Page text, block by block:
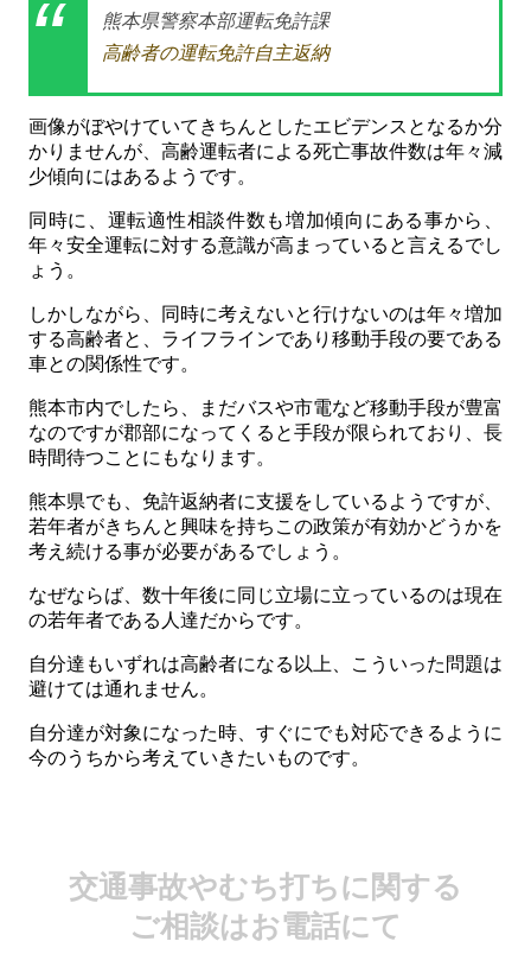
熊本県警察本部運転免許課
高齢者の運転免許自主返納
画像がぼやけていてきちんとしたエビデンスとなるか分
かりませんが、高齢運転者による死亡事故件数は年々減
少傾向にはあるようです。
同時に、運転適性相談件数も増加傾向にある事から、
年々安全運転に対する意識が高まっていると言えるでし
ょう。
しかしながら、同時に考えないと行けないのは年々増加
する高齢者と、ライフラインであり移動手段の要である
車との関係性です。
熊本市内でしたら、まだバスや市電など移動手段が豊富
なのですが郡部になってくると手段が限られており、長
時間待つことにもなります。
熊本県でも、免許返納者に支援をしているようですが、
若年者がきちんと興味を持ちこの政策が有効かどうかを
考え続ける事が必要があるでしょう。
なぜならば、数十年後に同じ立場に立っているのは現在
の若年者である人達だからです。
自分達もいずれは高齢者になる以上、こういった問題は
避けては通れません。
自分達が対象になった時、すぐにでも対応できるように
今のうちから考えていきたいものです。
交通事故やむち打ちに関する
ご相談はお電話にて